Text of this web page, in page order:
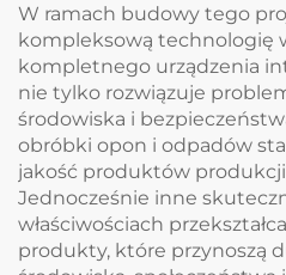
W ramach budowy tego
kompleksową technologię
kompletnego urządzenia
nie tylko rozwiązuje
środowiska i
obróbki opon i odpadów
jakość produktów
Jednocześnie inne
właściwościach
produkty, które przynoszą